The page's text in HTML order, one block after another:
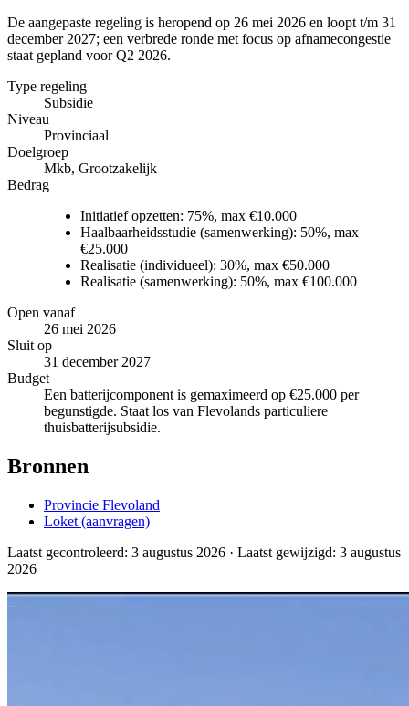
De aangepaste regeling is heropend op 26 mei 2026 en loopt t/m 31
december 2027; een verbrede ronde met focus op afnamecongestie
staat gepland voor Q2 2026.
Type regeling
Subsidie
Niveau
Provinciaal
Doelgroep
Mkb, Grootzakelijk
Bedrag
Initiatief opzetten: 75%, max €10.000
Haalbaarheidsstudie (samenwerking): 50%, max
€25.000
Realisatie (individueel): 30%, max €50.000
Realisatie (samenwerking): 50%, max €100.000
Open vanaf
26 mei 2026
Sluit op
31 december 2027
Budget
Een batterijcomponent is gemaximeerd op €25.000 per
begunstigde. Staat los van Flevolands particuliere
thuisbatterijsubsidie.
Bronnen
Provincie Flevoland
Loket (aanvragen)
Laatst gecontroleerd: 3 augustus 2026 · Laatst gewijzigd: 3 augustus
2026